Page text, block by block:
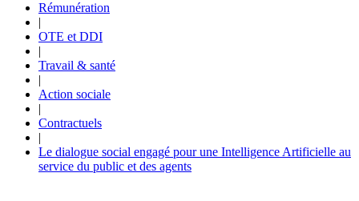
Rémunération
|
OTE et DDI
|
Travail & santé
|
Action sociale
|
Contractuels
|
Le dialogue social engagé pour une Intelligence Artificielle au
service du public et des agents